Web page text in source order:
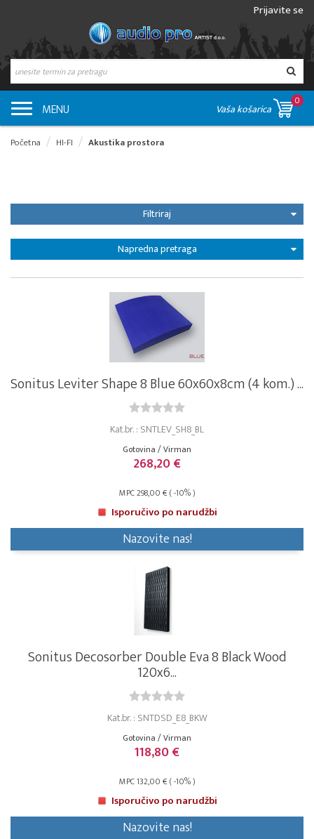
Prijavite se
MENU Vaša košarica
0
Početna HI-FI Akustika prostora
Filtriraj
Napredna pretraga
Sonitus Leviter Shape 8 Blue 60x60x8cm (4 kom.) ...
Kat.br. : SNTLEV_SH8_BL
Gotovina / Virman
268,20 €
MPC 298,00 € ( -10% )
Isporučivo po narudžbi
Nazovite nas!
Sonitus Decosorber Double Eva 8 Black Wood
120x6...
Kat.br. : SNTDSD_E8_BKW
Gotovina / Virman
118,80 €
MPC 132,00 € ( -10% )
Isporučivo po narudžbi
Nazovite nas!